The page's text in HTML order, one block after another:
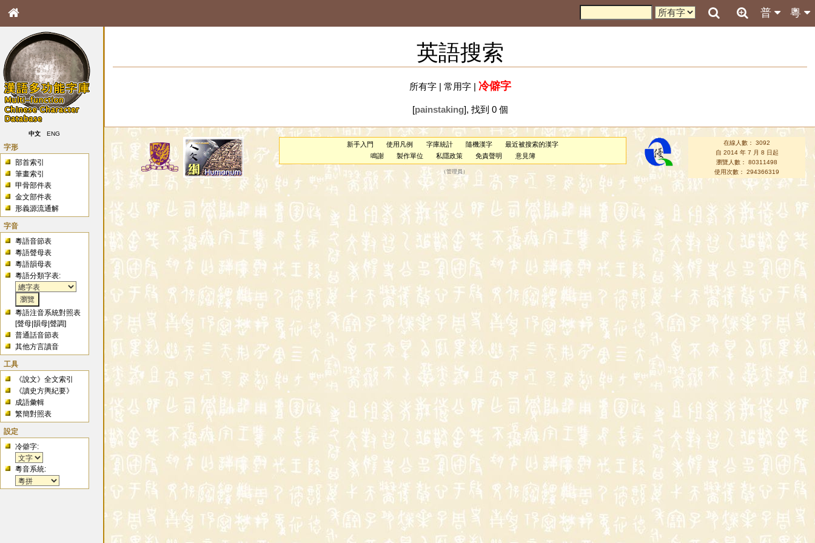
粵
普
中文 ENG
字形
部首索引
筆畫索引
甲骨部件表
金文部件表
形義源流通解
字音
粵語音節表
粵語聲母表
粵語韻母表
粵語分類字表:
粵語注音系統對照表
[聲母 |韻母 |聲調]
普通話音節表
其他方言讀音
工具
《說文》全文索引
《讀史方輿紀要》
成語彙輯
繁簡對照表
設定
冷僻字:
粵音系統:
英語搜索
所有字| 常用字| 冷僻字
[painstaking], 找到 0 個
新手入門 使用凡例 字庫統計 隨機漢字
最近被搜索的漢字
鳴謝
製作單位 私隱政策 免責聲明 意見簿
（管理員 ）
在線人數： 3092
自 2014 年 7 月 8 日起
瀏覽人數： 80311498
使用次數： 294366319